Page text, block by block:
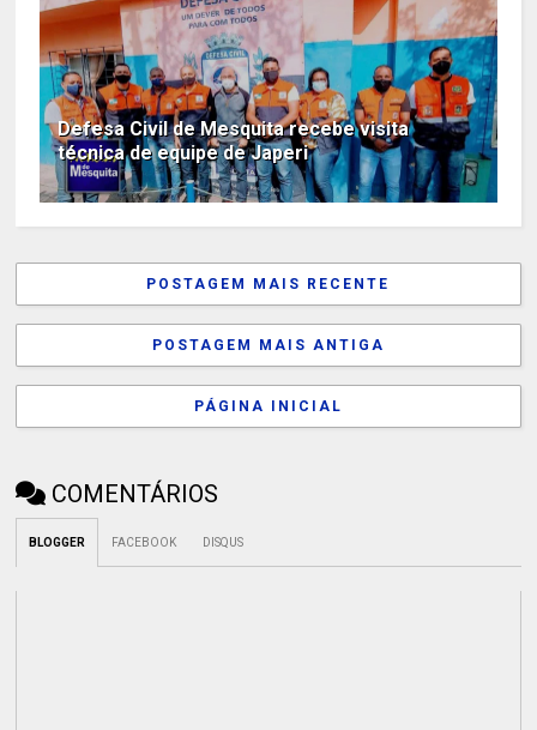
Defesa Civil de Mesquita recebe visita
técnica de equipe de Japeri
POSTAGEM MAIS RECENTE
POSTAGEM MAIS ANTIGA
PÁGINA INICIAL
COMENTÁRIOS
BLOGGER FACEBOOK DISQUS